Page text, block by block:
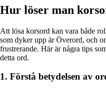
Hur löser man
Att lösa korsord kan vara både
som dyker upp är Överord, och
frustrerande. Här är några tips
detta ord.
1. Förstå betydelsen av